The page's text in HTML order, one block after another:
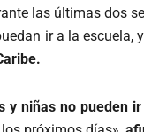
las últimas dos
ir a la escuela,
y niñas no pueden